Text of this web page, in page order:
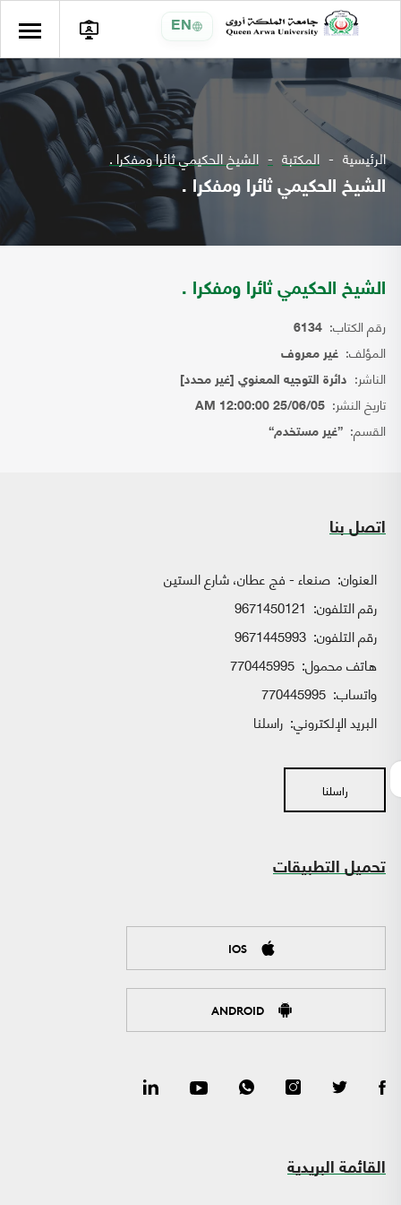
EN
الرئيسية المكتبة الشيخ الحكيمي ثائرا ومفكرا .
الشيخ الحكيمي ثائرا ومفكرا .
الشيخ الحكيمي ثائرا ومفكرا .
رقم الكتاب: 6134
المؤلف: غير معروف
الناشر: دائرة التوجيه المعنوي [غير محدد]
تاريخ النشر: 25/06/05 12:00:00 AM
القسم: {غير مستخدم}
اتصل بنا
العنوان: صنعاء - فج عطان، شارع الستين
رقم التلفون: 9671450121
رقم التلفون: 9671445993
هاتف محمول: 770445995
واتساب:
البريد الإلكتروني: راسلنا
راسلنا
تحميل التطبيقات
IOS
ANDROID
القائمة البريدية